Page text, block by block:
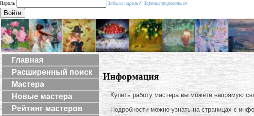
Пароль
Забыли пароль? Зарегистрироваться
Войти
Главная
Расширенный поиск
Мастера
Новые мастера
Рейтинг мастеров
Информация
Купить работу мастера вы можете напрямую
Подробности можно узнать на страницах с